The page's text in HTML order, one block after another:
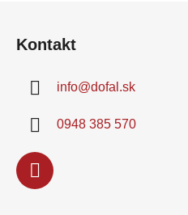
Kontakt
info@dofal.sk
0948 385 570